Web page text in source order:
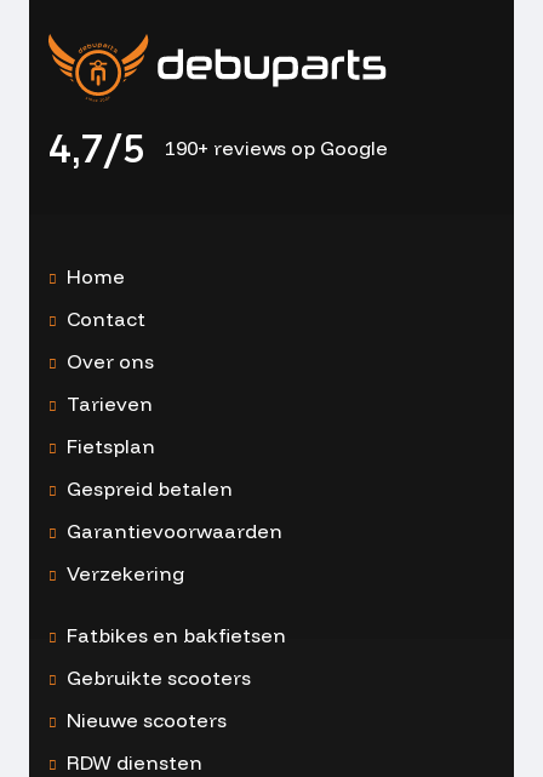
4,7/5 190+ reviews op Google
Home
Contact
Over ons
Tarieven
Fietsplan
Gespreid betalen
Garantievoorwaarden
Verzekering
Fatbikes en bakfietsen
Gebruikte scooters
Nieuwe scooters
RDW diensten